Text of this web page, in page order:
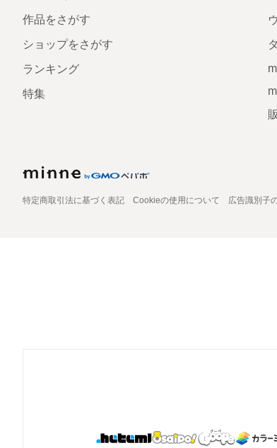
作品をさがす
ショップをさがす
ランキング
特集
特定商取引法に基づく表記 Cookieの使用について 広告識別子